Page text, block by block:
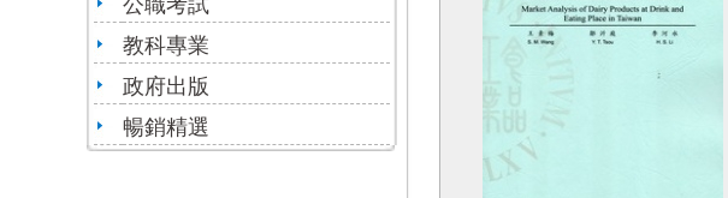
公職考試
教科專業
政府出版
暢銷精選